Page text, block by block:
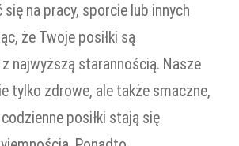
na pracy, sporcie lub innych
że Twoje posiłki są
najwyższą starannością. Nasze
tylko zdrowe, ale także smaczne,
posiłki stają się